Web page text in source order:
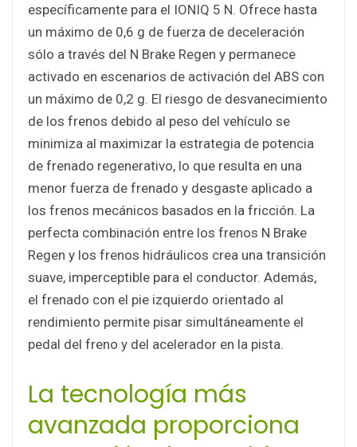
específicamente para el IONIQ 5 N. Ofrece hasta
un máximo de 0,6 g de fuerza de deceleración
sólo a través del N Brake Regen y permanece
activado en escenarios de activación del ABS con
un máximo de 0,2 g. El riesgo de desvanecimiento
de los frenos debido al peso del vehículo se
minimiza al maximizar la estrategia de potencia
de frenado regenerativo, lo que resulta en una
menor fuerza de frenado y desgaste aplicado a
los frenos mecánicos basados en la fricción. La
perfecta combinación entre los frenos N Brake
Regen y los frenos hidráulicos crea una transición
suave, imperceptible para el conductor. Además,
el frenado con el pie izquierdo orientado al
rendimiento permite pisar simultáneamente el
pedal del freno y del acelerador en la pista.
La tecnología más
avanzada proporciona